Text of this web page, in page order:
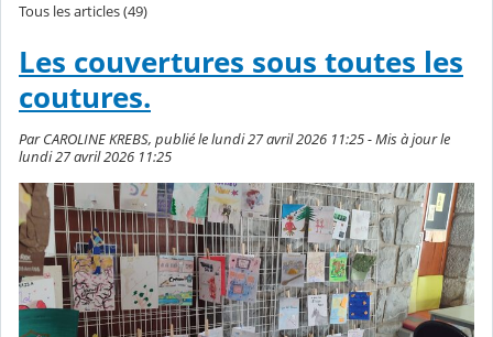
Tous les articles (49)
Les couvertures sous toutes les
coutures.
Par CAROLINE KREBS, publié le lundi 27 avril 2026 11:25 - Mis à jour le
lundi 27 avril 2026 11:25